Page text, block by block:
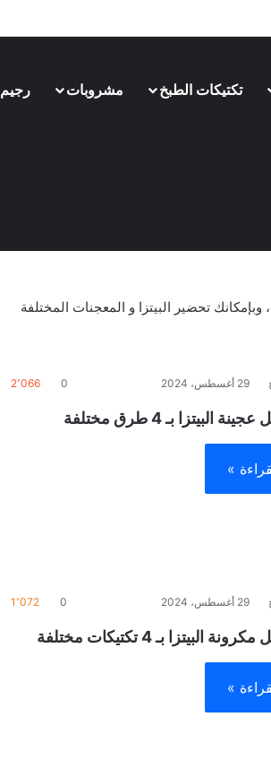
تكتيكات الطبخ مشروبات رجيم
تحضير البيتزا و المعجنات المختلفة
29 أغسطس، 2024 0 2٬066
بـ 4 طرق مختلفة
»
29 أغسطس، 2024 0 1٬072
بـ 4 تكتيكات مختلفة
»